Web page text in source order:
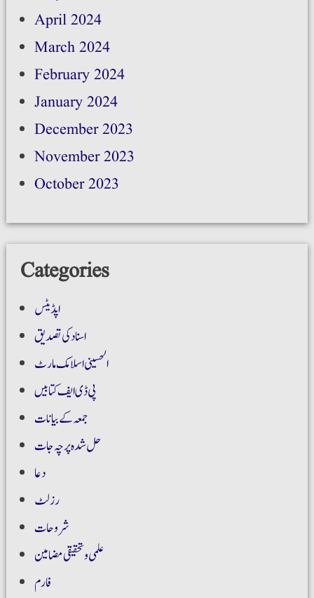
April 2024
March 2024
February 2024
January 2024
December 2023
November 2023
October 2023
Categories
اپڈیٹس
اسناد کی تصدیق
الحسینی اسلامک مارٹ
پی ڈی ایف کتابیں
جمعہ کے بیانات
حل شدہ پرچہ جات
دعا
رزلٹ
شروحات
علمی و تحقیقی مضامین
فارم